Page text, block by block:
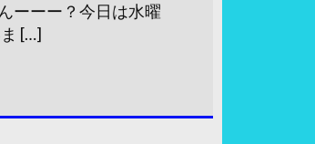
ーーー？今日は水曜
[…]